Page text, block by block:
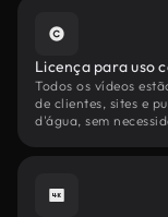
Licença para uso
Todos os vídeos
de clientes, sites e
d'água, sem